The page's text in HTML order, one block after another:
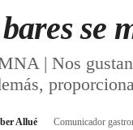
se
| Nos
Allué Comunicador